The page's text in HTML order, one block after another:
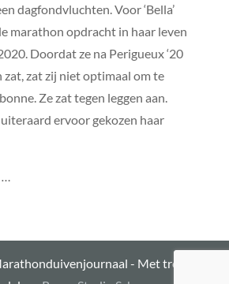
dagfondvluchten. Voor ‘Bella’
marathon opdracht in haar leven
Doordat ze na Perigueux ‘20
zat, zat zij niet optimaal om te
Ze zat tegen leggen aan.
ervoor gekozen haar
- Met trots